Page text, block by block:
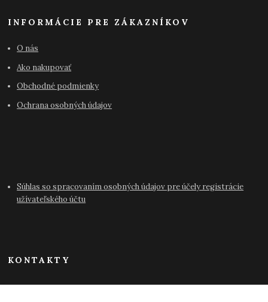
INFORMÁCIE PRE ZÁKAZNÍKOV
O nás
Ako nakupovať
Obchodné podmienky
Ochrana osobných údajov
Súhlas so spracovaním osobných údajov pre účely registrácie
užívateľského účtu
KONTAKTY